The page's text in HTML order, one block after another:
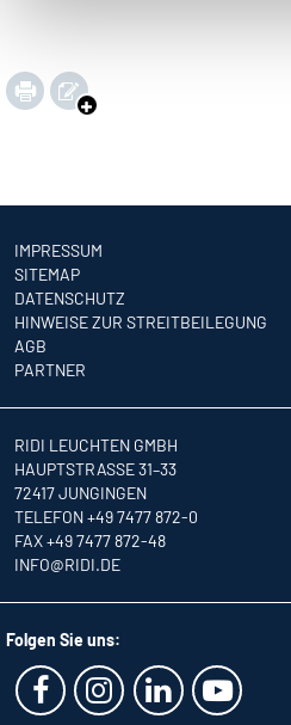
IMPRESSUM
SITEMAP
DATENSCHUTZ
HINWEISE ZUR STREITBEILEGUNG
AGB
PARTNER
RIDI LEUCHTEN GMBH
HAUPTSTRASSE 31–33
72417 JUNGINGEN
TELEFON +49 7477 872-0
FAX +49 7477 872-48
INFO@RIDI.DE
Folgen Sie uns: